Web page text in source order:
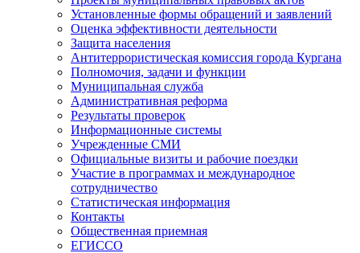
Установленные формы обращений и заявлений
Оценка эффективности деятельности
Защита населения
Антитеррористическая комиссия города Кургана
Полномочия, задачи и функции
Муниципальная служба
Административная реформа
Результаты проверок
Информационные системы
Учрежденные СМИ
Официальные визиты и рабочие поездки
Участие в программах и международное
сотрудничество
Статистическая информация
Контакты
Общественная приемная
ЕГИССО